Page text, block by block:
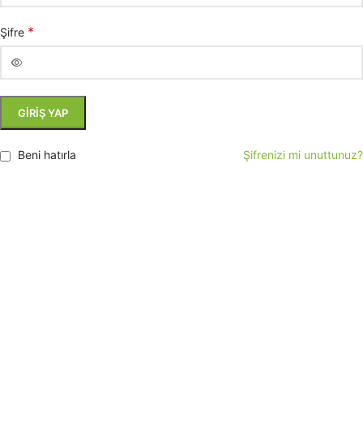
Şifre *
GIRIŞ YAP
Şifrenizi mi unuttunuz?
Beni hatırla